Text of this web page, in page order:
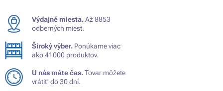
Výdajné miesta.Až 8853
odberných miest.
Široký výber. Ponúkame viac
ako 41000 produktov.
U nás máte čas.Tovar môžete
vrátiť do 30 dní.